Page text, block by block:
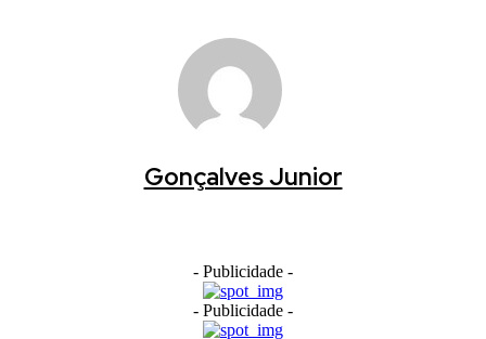
Gonçalves Junior
- Publicidade -
- Publicidade -